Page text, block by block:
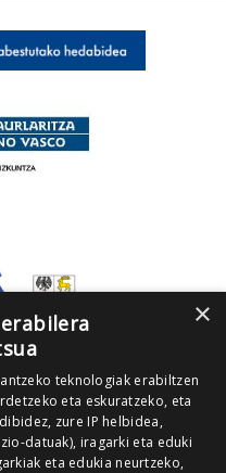
×
teknologiak erabiltzen
eta eskuratzeko, eta
zure IP helbidea,
datuak), iragarki eta eduki
eta edukia neurtzeko,